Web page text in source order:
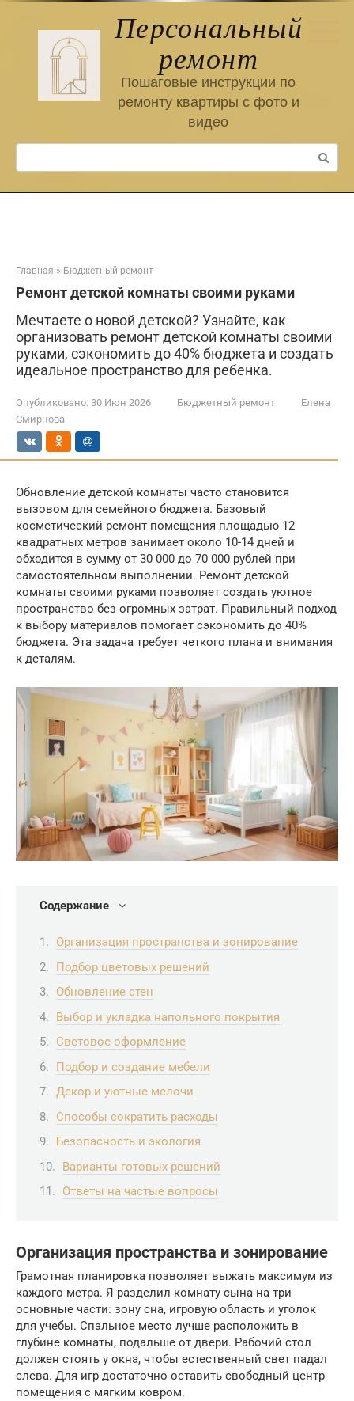
Персональный
ремонт
Пошаговые инструкции по
ремонту квартиры с фото и
видео
Поиск:
Главная » Бюджетный ремонт
Ремонт детской комнаты своими руками
Мечтаете о новой детской? Узнайте, как
организовать ремонт детской комнаты своими
руками, сэкономить до 40% бюджета и создать
идеальное пространство для ребенка.
Опубликовано: 30 Июн 2026 Бюджетный ремонт
Елена
Смирнова
Обновление детской комнаты часто становится
вызовом для семейного бюджета. Базовый
косметический ремонт помещения площадью 12
квадратных метров занимает около 10-14 дней и
обходится в сумму от 30 000 до 70 000 рублей при
самостоятельном выполнении. Ремонт детской
комнаты своими руками позволяет создать уютное
пространство без огромных затрат. Правильный подход
к выбору материалов помогает сэкономить до 40%
бюджета. Эта задача требует четкого плана и внимания
к деталям.
Содержание
Организация пространства и зонирование
Подбор цветовых решений
Обновление стен
Выбор и укладка напольного покрытия
Световое оформление
Подбор и создание мебели
Декор и уютные мелочи
Способы сократить расходы
Безопасность и экология
Варианты готовых решений
Ответы на частые вопросы
Организация пространства и зонирование
Грамотная планировка позволяет выжать максимум из
каждого метра. Я разделил комнату сына на три
основные части: зону сна, игровую область и уголок
для учебы. Спальное место лучше расположить в
глубине комнаты, подальше от двери. Рабочий стол
должен стоять у окна, чтобы естественный свет падал
слева. Для игр достаточно оставить свободный центр
помещения с мягким ковром.